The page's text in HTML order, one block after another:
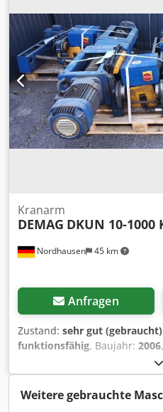
Nordhausen 45 km
Kranarm
DEMAG DKUN 10-1000
Anfragen
Zustand: sehr gut (gebraucht)
funktionsfähig, Baujahr: 2006
,
1000 K V1 Traglast 1000kg 2/
ohne Steuerflasche,
Zustand verschiedene
Weitere gebrauchte